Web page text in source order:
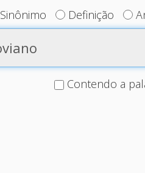
Sinônimo Definição
Contendo a